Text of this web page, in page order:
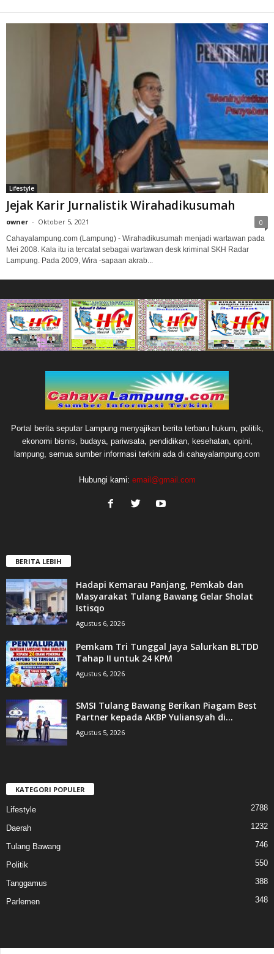
Lifestyle
Jejak Karir Jurnalistik Wirahadikusumah
owner - Oktober 5, 2021 0
Cahayalampung.com (Lampung) - Wirahadikusumah menjadi wartawan pada
Mei 2008. Kala itu ia tercatat sebagai wartawan desk kriminal SKH Radar
Lampung. Pada 2009, Wira -sapaan akrab...
Portal berita seputar Lampung menyajikan berita terbaru hukum, politik,
ekonomi bisnis, budaya, pariwsata, pendidikan, kesehatan, opini,
lampung, semua sumber informasi terkini ada di cahayalampung.com
Hubungi kami: email@gmail.com
BERITA LEBIH
Hadapi Kemarau Panjang, Pemkab dan
Masyarakat Tulang Bawang Gelar Sholat
Istisqo
Agustus 6, 2026
Pemkam Tri Tunggal Jaya Salurkan BLTDD
Tahap II untuk 24 KPM
Agustus 6, 2026
SMSI Tulang Bawang Berikan Piagam Best
Partner kepada AKBP Yuliansyah di...
Agustus 5, 2026
KATEGORI POPULER
Lifestyle 2788
Daerah 1232
Tulang Bawang 746
Politik 550
Tanggamus 388
Parlemen 348